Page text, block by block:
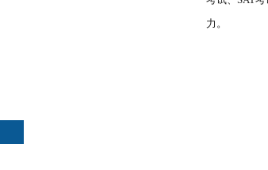
力。